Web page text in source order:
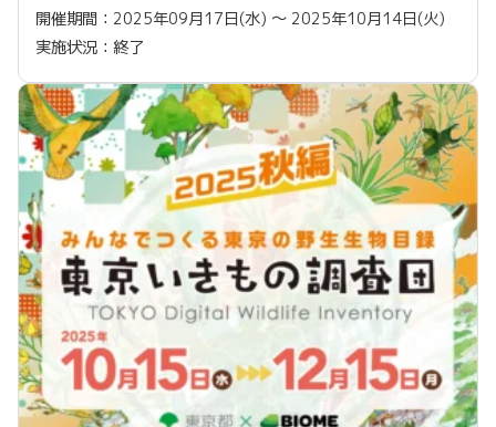
開催期間：2025年09月17日(水) 〜 2025年10月14日(火)
実施状況：終了